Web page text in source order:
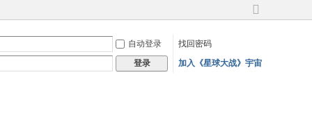
切
宽
自动登录 找回密码
登录 加入《星球大战》宇宙